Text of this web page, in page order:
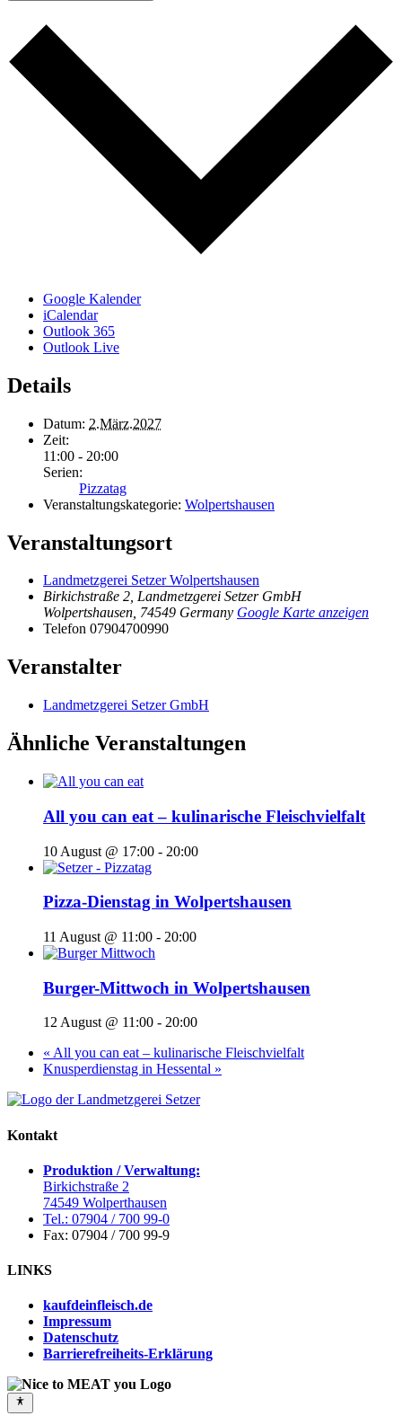
Google Kalender
iCalendar
Outlook 365
Outlook Live
Details
Datum: 2.März.2027
Zeit:
11:00 - 20:00
Serien:
Pizzatag
Veranstaltungskategorie: Wolpertshausen
Veranstaltungsort
Landmetzgerei Setzer Wolpertshausen
Birkichstraße 2, Landmetzgerei Setzer GmbH
Wolpertshausen, 74549 Germany Google Karte anzeigen
Telefon 07904700990
Veranstalter
Landmetzgerei Setzer GmbH
Ähnliche Veranstaltungen
All you can eat – kulinarische Fleischvielfalt
10 August @ 17:00 - 20:00
Pizza-Dienstag in Wolpertshausen
11 August @ 11:00 - 20:00
Burger-Mittwoch in Wolpertshausen
12 August @ 11:00 - 20:00
« All you can eat – kulinarische Fleischvielfalt
Knusperdienstag in Hessental »
Kontakt
Produktion / Verwaltung:
Birkichstraße 2
74549 Wolperthausen
Tel.: 07904 / 700 99-0
Fax: 07904 / 700 99-9
LINKS
kaufdeinfleisch.de
Impressum
Datenschutz
Barrierefreiheits-Erklärung